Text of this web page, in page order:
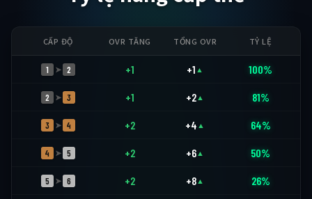
CẤP ĐỘ OVR TĂNG TỔNG OVR TỶ LỆ
1 ➤ 2 +1 +1 ▲ 100%
2 ➤ 3 +1 +2 ▲ 81%
3 ➤ 4 +2 +4 ▲ 64%
4 ➤ 5 +2 +6 ▲ 50%
5 ➤ 6 +2 +8 ▲ 26%